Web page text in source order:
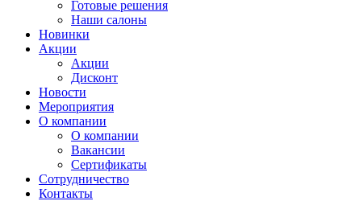
Готовые решения
Наши салоны
Новинки
Акции
Акции
Дисконт
Новости
Мероприятия
О компании
О компании
Вакансии
Сертификаты
Сотрудничество
Контакты